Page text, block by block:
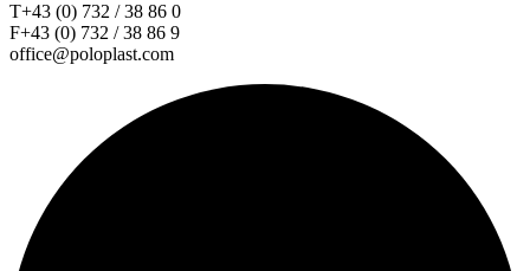
T+43 (0) 732 / 38 86 0
F+43 (0) 732 / 38 86 9
office@poloplast.com